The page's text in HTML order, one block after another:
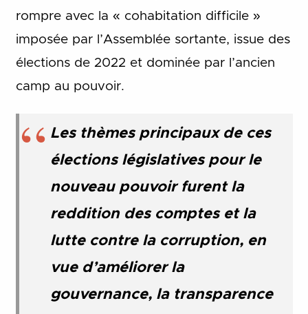
rompre avec la « cohabitation difficile »
imposée par l’Assemblée sortante, issue des
élections de 2022 et dominée par l’ancien
camp au pouvoir.
Les thèmes principaux de ces
élections législatives pour le
nouveau pouvoir furent la
reddition des comptes et la
lutte contre la corruption, en
vue d’améliorer la
gouvernance, la transparence